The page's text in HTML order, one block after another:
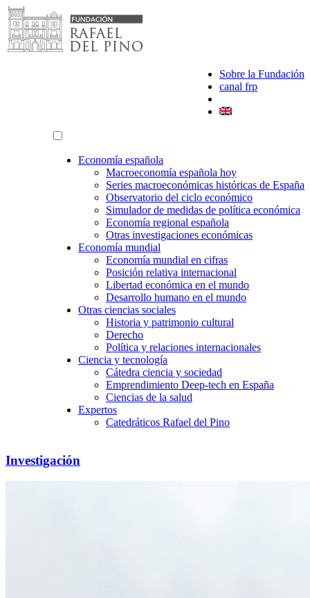
Saltar
al
contenido
Sobre la Fundación
canal frp
Economía española
Macroeconomía española hoy
Series macroeconómicas históricas de España
Observatorio del ciclo económico
Simulador de medidas de política económica
Economía regional española
Otras investigaciones económicas
Economía mundial
Economía mundial en cifras
Posición relativa internacional
Libertad económica en el mundo
Desarrollo humano en el mundo
Otras ciencias sociales
Historia y patrimonio cultural
Derecho
Política y relaciones internacionales
Ciencia y tecnología
Cátedra ciencia y sociedad
Emprendimiento Deep-tech en España
Ciencias de la salud
Expertos
Catedráticos Rafael del Pino
Investigación